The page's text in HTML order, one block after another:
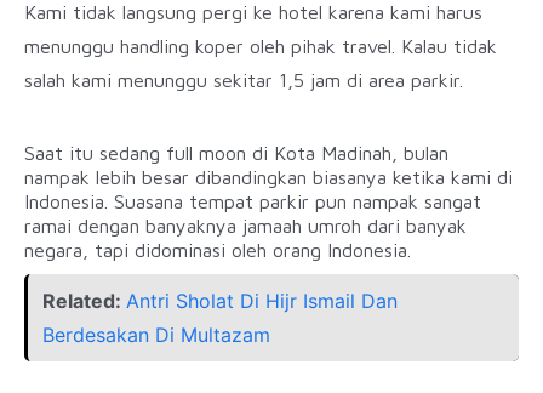
Kami tidak langsung pergi ke hotel karena kami harus
menunggu handling koper oleh pihak travel. Kalau tidak
salah kami menunggu sekitar 1,5 jam di area parkir.
Saat itu sedang full moon di Kota Madinah, bulan
nampak lebih besar dibandingkan biasanya ketika kami di
Indonesia. Suasana tempat parkir pun nampak sangat
ramai dengan banyaknya jamaah umroh dari banyak
negara, tapi didominasi oleh orang Indonesia.
Related: Antri Sholat Di Hijr Ismail Dan
Berdesakan Di Multazam